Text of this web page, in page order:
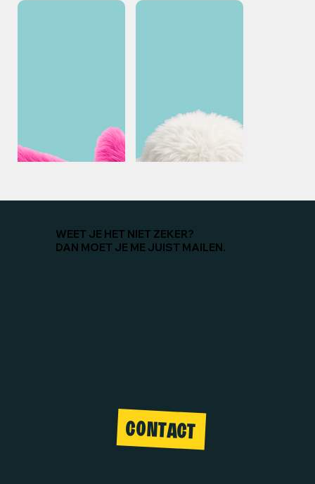
WEET JE HET NIET ZEKER?
DAN MOET JE ME JUIST MAILEN.
CONTACT